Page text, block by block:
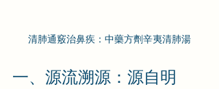
清肺通竅治鼻疾：中藥方劑辛夷清肺湯
一、源流溯源：源自明